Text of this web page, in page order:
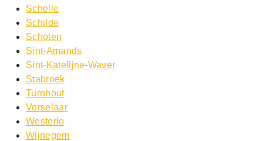
Schelle
Schilde
Schoten
Sint-Amands
Sint-Katelijne-Waver
Stabroek
Turnhout
Vorselaar
Westerlo
Wijnegem